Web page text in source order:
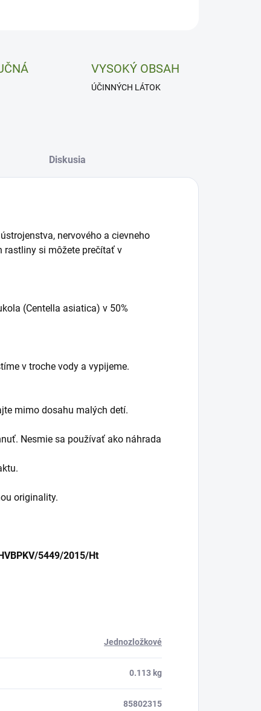
VYSOKÝ OBSAH
ÚČINNÝCH LÁTOK
Diskusia
nervového a cievneho
rastliny si môžete prečítať v
(Centella asiatica) v 50%
v troche vody a vypijeme.
mimo dosahu malých detí.
Nesmie sa používať ako náhrada
originality.
5449/2015/Ht
Jednozložkové
0.113 kg
85802315